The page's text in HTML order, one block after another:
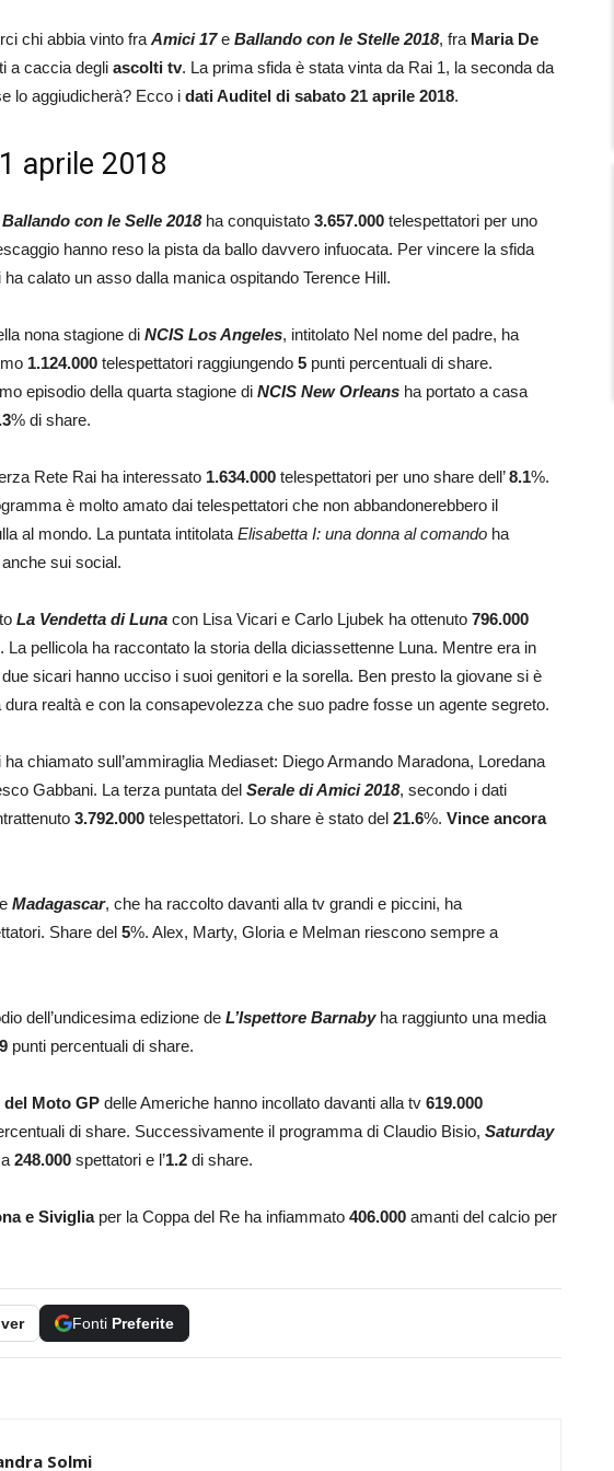
chi abbia vinto fra Amici 17e Ballando con le Stelle 2018, fra Maria De
a caccia degli ascolti tv. La prima sfida è stata vinta da Rai 1, la seconda da
lo aggiudicherà? Ecco i dati Auditel di sabato 21 aprile 2018.
aprile 2018
Ballando con le Selle 2018ha conquistato 3.657.000 telespettatori per uno
hanno reso la pista da ballo davvero infuocata. Per vincere la sfida
calato un asso dalla manica ospitando Terence Hill.
nona stagione di NCIS Los Angeles, intitolato Nel nome del padre, ha
1.124.000 telespettatori raggiungendo 5 punti percentuali di share.
episodio della quarta stagione di NCIS New Orleans ha portato a casa
% di share.
Rete Rai ha interessato 1.634.000 telespettatori per uno share dell’8.1%.
è molto amato dai telespettatori che non abbandonerebbero il
al mondo. La puntata intitolata Elisabetta I: una donna al comando ha
sui social.
La Vendetta di Luna con Lisa Vicari e Carlo Ljubek ha ottenuto 796.000
La pellicola ha raccontato la storia della diciassettenne Luna. Mentre era in
sicari hanno ucciso i suoi genitori e la sorella. Ben presto la giovane si è
realtà e con la consapevolezza che suo padre fosse un agente segreto.
ha chiamato sull’ammiraglia Mediaset: Diego Armando Maradona, Loredana
Gabbani. La terza puntata del Serale di Amici 2018, secondo i dati
3.792.000 telespettatori. Lo share è stato del 21.6%. Vince ancora
Madagascar, che ha raccolto davanti alla tv grandi e piccini, ha
Share del 5%. Alex, Marty, Gloria e Melman riescono sempre a
dell’undicesima edizione de L’Ispettore Barnabyha raggiunto una media
punti percentuali di share.
Moto GP delle Americhe hanno incollato davanti alla tv 619.000
di share. Successivamente il programma di Claudio Bisio, Saturday
248.000 spettatori e l’1.2 di share.
e Sivigliaper la Coppa del Re ha infiammato 406.000 amanti del calcio per
Fonti Preferite
Solmi